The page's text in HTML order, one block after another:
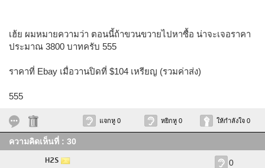
เฮ้ย ผมหมายความว่า ตอนนี้ถ้าขวนขวายไปหาซื้อ น่าจะเจอราคา
ประมาณ 3800 บาทครับ 555
ราคาที่ Ebay เมื่อวานปิดที่ $104 เหรียญ (รวมค่าส่ง)
555
แจกหู 0 หยิกหู 0 ให้กำลังใจ 0
ความคิดเห็นที่ : 30
H2S 0